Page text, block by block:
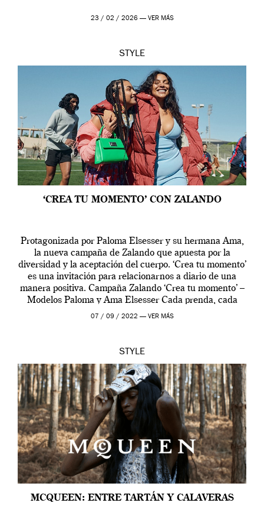
23 / 02 / 2026 — VER MÁS
STYLE
‘CREA TU MOMENTO’ CON ZALANDO
Protagonizada por Paloma Elsesser y su hermana Ama,
la nueva campaña de Zalando que apuesta por la
diversidad y la aceptación del cuerpo. ‘Crea tu momento’
es una invitación para relacionarnos a diario de una
manera positiva. Campaña Zalando ‘Crea tu momento’ –
Modelos Paloma y Ama Elsesser Cada prenda, cada
outfit, cada momento, caracteriza […]
07 / 09 / 2022 — VER MÁS
STYLE
MCQUEEN: ENTRE TARTÁN Y CALAVERAS